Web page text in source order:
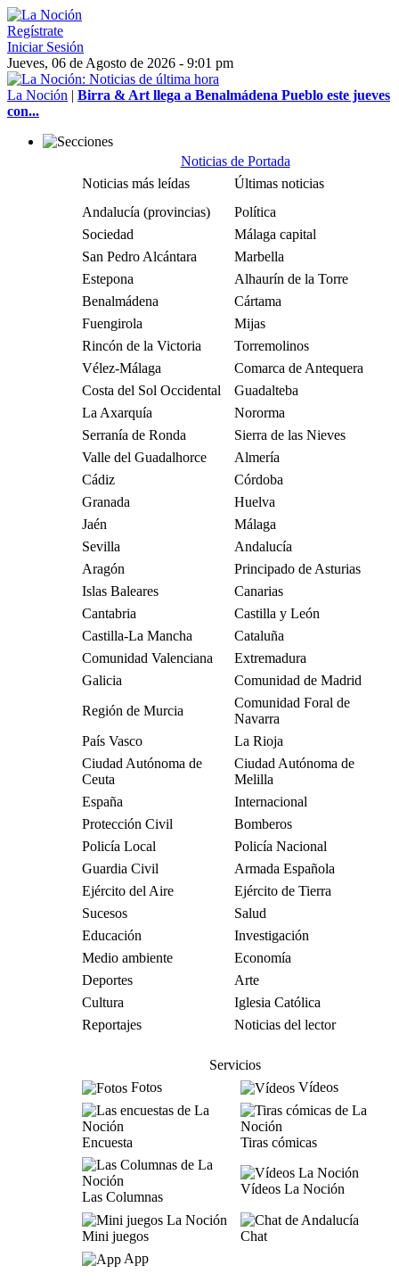
Regístrate
Iniciar Sesión
Jueves, 06 de Agosto de 2026 - 9:01 pm
La Noción | Birra & Art llega a Benalmádena Pueblo este jueves
con...
Noticias de Portada
Noticias más leídas
Últimas noticias
Andalucía (provincias)
Política
Sociedad
Málaga capital
San Pedro Alcántara
Marbella
Estepona
Alhaurín de la Torre
Benalmádena
Cártama
Fuengirola
Mijas
Rincón de la Victoria
Torremolinos
Vélez-Málaga
Comarca de Antequera
Costa del Sol Occidental
Guadalteba
La Axarquía
Nororma
Serranía de Ronda
Sierra de las Nieves
Valle del Guadalhorce
Almería
Cádiz
Córdoba
Granada
Huelva
Jaén
Málaga
Sevilla
Andalucía
Aragón
Principado de Asturias
Islas Baleares
Canarias
Cantabria
Castilla y León
Castilla-La Mancha
Cataluña
Comunidad Valenciana
Extremadura
Galicia
Comunidad de Madrid
Región de Murcia
Comunidad Foral de
Navarra
País Vasco
La Rioja
Ciudad Autónoma de
Ceuta
Ciudad Autónoma de
Melilla
España
Internacional
Protección Civil
Bomberos
Policía Local
Policía Nacional
Guardia Civil
Armada Española
Ejército del Aire
Ejército de Tierra
Sucesos
Salud
Educación
Investigación
Medio ambiente
Economía
Deportes
Arte
Cultura
Iglesia Católica
Reportajes
Noticias del lector
Servicios
Fotos
Vídeos
Encuesta Tiras cómicas
Las Columnas
Vídeos La Noción
Mini juegos
Chat
App